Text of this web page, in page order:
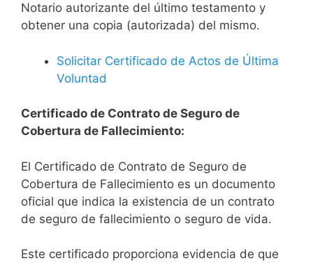
Notario autorizante del último testamento y
obtener una copia (autorizada) del mismo.
Solicitar Certificado de Actos de Última
Voluntad
Certificado de Contrato de Seguro de
Cobertura de Fallecimiento:
El Certificado de Contrato de Seguro de
Cobertura de Fallecimiento es un documento
oficial que indica la existencia de un contrato
de seguro de fallecimiento o seguro de vida.
Este certificado proporciona evidencia de que